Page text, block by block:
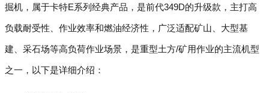
掘机，属于卡特E系列经典产品，是前代349D的升级款，主打高
负载耐受性、作业效率和燃油经济性，广泛适配矿山、大型基
建、采石场等高负荷作业场景，是重型土方/矿用作业的主流机型
之一，以下是详细介绍：